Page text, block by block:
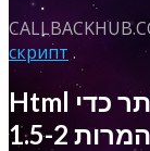
скрипт .
Html בצורת שיחה חזרה לאתר כדי
1.5-2